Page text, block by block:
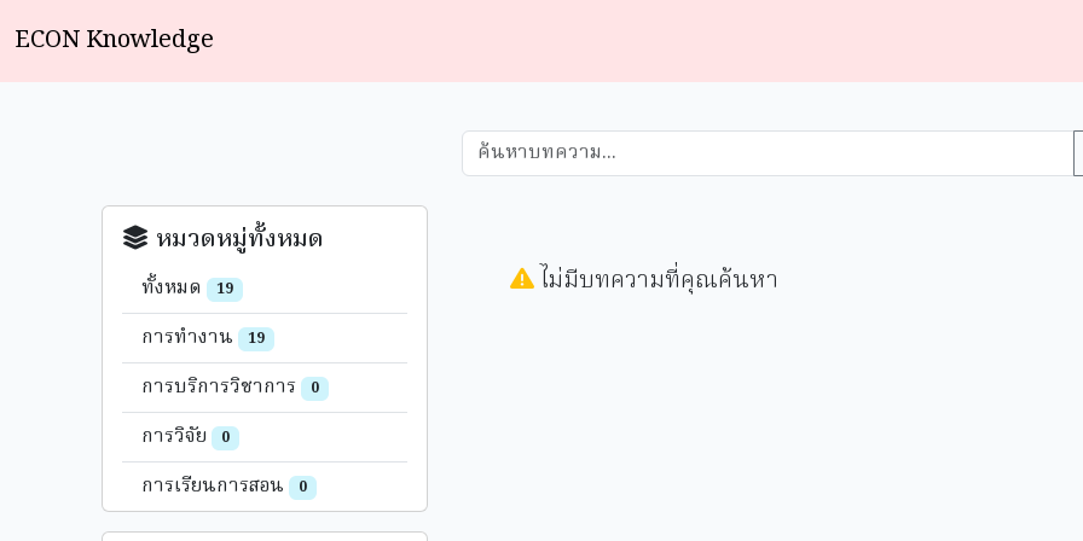
ECON Knowledge
หมวดหมู่ทั้งหมด
ทั้งหมด 19
การทำงาน 19
การบริการวิชาการ 0
การวิจัย 0
การเรียนการสอน 0
ไม่มีบทความที่คุณค้นหา